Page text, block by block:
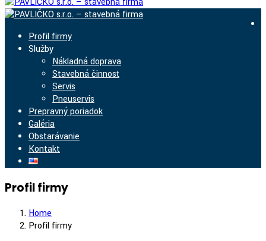
Profil firmy
Služby
Nákladná doprava
Stavebná činnosť
Servis
Pneuservis
Prepravný poriadok
Galéria
Obstarávanie
Kontakt
Profil firmy
Home
Profil firmy